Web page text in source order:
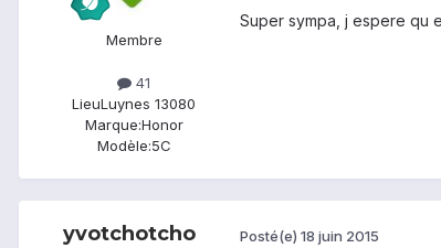
Membre
41
LieuLuynes 13080
Marque:Honor
Modèle:5C
Super sympa, j espere qu
yvotchotcho Posté(e) 18 juin 2015